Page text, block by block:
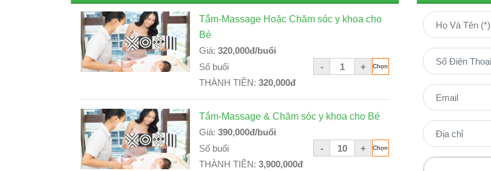
Tắm-Massage Hoặc Chăm sóc y khoa cho
Bé
Giá: 320,000đ/buổi
Số buổi
-
+
THÀNH TIỀN: 320,000đ
Tắm-Massage & Chăm sóc y khoa cho Bé
Giá: 390,000đ/buổi
Số buổi
-
+
THÀNH TIỀN: 3,900,000đ